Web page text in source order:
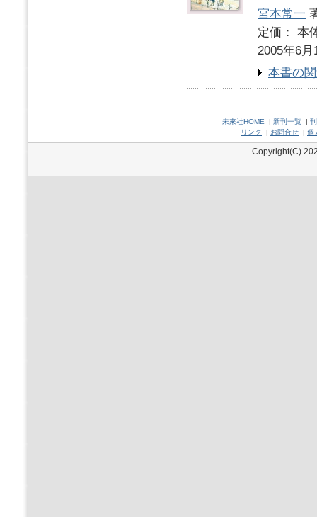
宮本常一
定価：
2005年6月
本書の
未來社HOME | 新刊一覧 |
リンク
| お問合せ | 個
Copyright(C)